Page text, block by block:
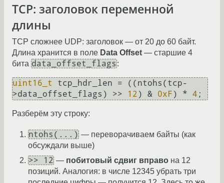
TCP: заголовок переменной
длины
TCP сложнее UDP: заголовок — от 20 до 60 байт.
Длина хранится в поле Data Offset — старшие 4
бита data_offset_flags :
uint16_t
tcp_hdr_len = ((ntohs(tcp-
>data_offset_flags) >>
12 ) & 0xF) * 4
Разберём эту строку:
ntohs(...) — переворачиваем байты (как
обсуждали выше)
>> 12 — побитовый сдвиг вправо на 12
позиций. Аналогия: в числе 12345 убрать три